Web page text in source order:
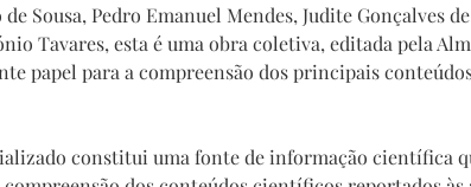
Sousa, Pedro Emanuel Mendes, Judite Gonçalves
Tavares, esta é uma obra coletiva, editada pela
papel para a compreensão dos principais
constitui uma fonte de informação científica